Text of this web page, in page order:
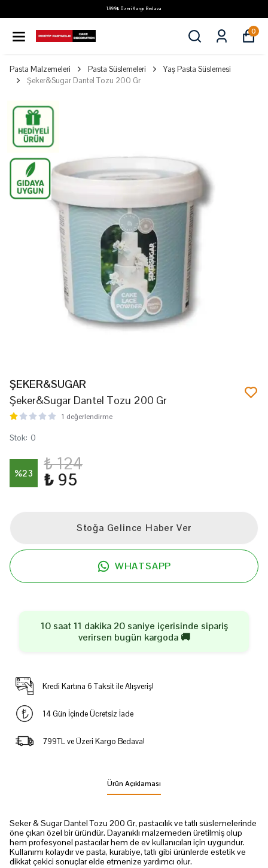
1.999₺ Üzeri Kargo Bedava
0
Pasta Malzemeleri Pasta Süslemeleri
Yaş Pasta Süslemesi
Şeker&Sugar Dantel Tozu 200 Gr
ŞEKER&SUGAR
Şeker&Sugar Dantel Tozu 200 Gr
1 değerlendirme
Stok: 0
%23 ₺ 124
₺ 95
Stoğa Gelince Haber Ver
WHATSAPP
10 saat 11 dakika 20 saniye içerisinde sipariş
verirsen bugün kargoda 🚚
Kredi Kartına 6 Taksit ile Alışveriş!
14 Gün İçinde Ücretsiz İade
799TL ve Üzeri Kargo Bedava!
Ürün Açıklaması
Seker & Sugar Dantel Tozu 200 Gr, pastacılık ve tatlı süslemelerinde
öne çıkan özel bir üründür. Dayanıklı malzemeden üretilmiş olup
hem profesyonel pastacılar hem de ev kullanıcıları için uygundur.
Kullanımı kolaydır ve pasta, kurabiye, tatlı gibi ürünlerde estetik ve
dikkat çekici sonuçlar elde etmenize yardımcı olur.